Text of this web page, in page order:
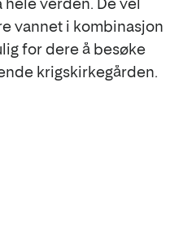
verden. De vel
vannet i kombinasjon
for dere å besøke
krigskirkegården.